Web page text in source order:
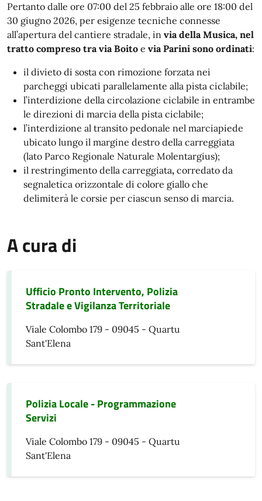
Pertanto dalle ore 07:00 del 25 febbraio alle ore 18:00 del
30 giugno 2026, per esigenze tecniche connesse
all’apertura del cantiere stradale, in via della Musica, nel
tratto compreso tra via Boito e via Parini sono ordinati:
il divieto di sosta con rimozione forzata nei
parcheggi ubicati parallelamente alla pista ciclabile;
l’interdizione della circolazione ciclabile in entrambe
le direzioni di marcia della pista ciclabile;
l’interdizione al transito pedonale nel marciapiede
ubicato lungo il margine destro della carreggiata
(lato Parco Regionale Naturale Molentargius);
il restringimento della carreggiata, corredato da
segnaletica orizzontale di colore giallo che
delimiterà le corsie per ciascun senso di marcia.
A cura di
Ufficio Pronto Intervento, Polizia
Stradale e Vigilanza Territoriale
Viale Colombo 179 - 09045 - Quartu
Sant'Elena
Polizia Locale - Programmazione
Servizi
Viale Colombo 179 - 09045 - Quartu
Sant'Elena